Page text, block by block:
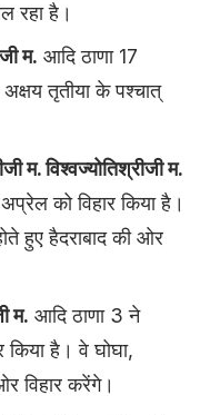
रहा है।
म. आदि ठाणा 17
अक्षय तृतीया के पश्चात्
म. विश्वज्योतिश्रीजी म.
को विहार किया है।
हुए हैदराबाद की ओर
म. आदि ठाणा 3 ने
किया है। वे घोघा,
विहार करेंगे।